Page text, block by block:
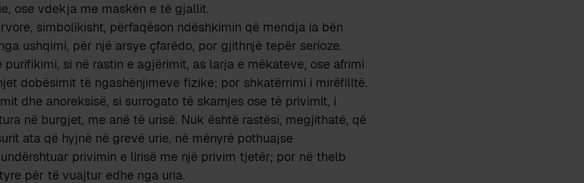
ose vdekja me maskën e të gjallit.
simbolikisht, përfaqëson ndëshkimin që mendja ia bën
ushqimi, për një arsye çfarëdo, por gjithnjë tepër serioze.
si në rastin e agjërimit, as larja e mëkateve, ose afrimi
dobësimit të ngashënjimeve fizike; por shkatërrimi i mirëfilltë.
dhe anoreksisë, si surrogato të skamjes ose të privimit, i
në burgjet, me anë të urisë. Nuk është rastësi, megjithatë, që
ata që hyjnë në grevë urie, në mënyrë pothuajse
privimin e lirisë me një privim tjetër; por në thelb
për të vuajtur edhe nga uria.